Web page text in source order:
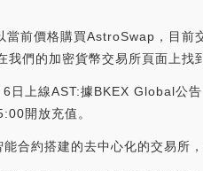
當前價格購買AstroSwap，目
們的加密貨幣交易所頁面上找
日上線AST:據BKEX Global公
開放充值。
合約搭建的去中心化的交易所